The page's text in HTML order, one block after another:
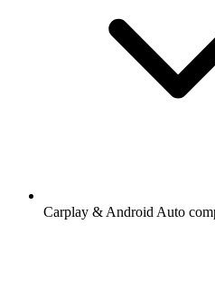
Carplay & Android Auto